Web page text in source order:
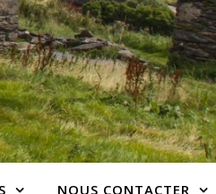
NOUS CONTACTER